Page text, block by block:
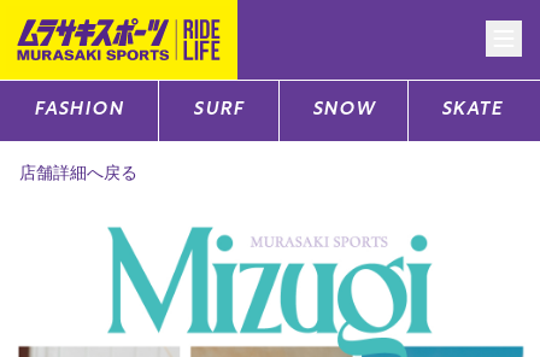
CATEGORY
サーフTOP
スノーTOP
FASHION SURF SNOW SKATE
店舗詳細へ戻る